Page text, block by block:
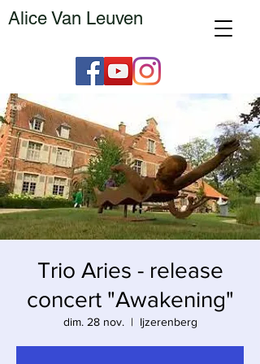
Alice Van Leuven
Trio Aries - release
concert "Awakening"
dim. 28 nov.
  |
Ijzerenberg